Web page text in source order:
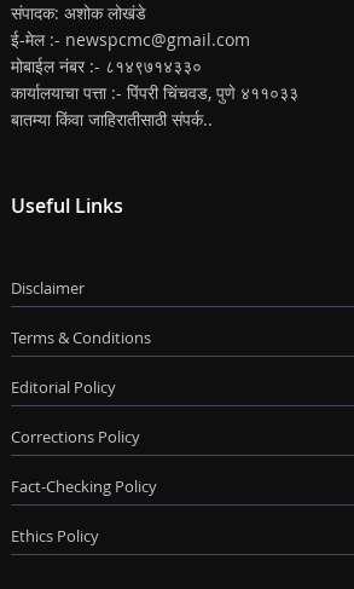
संपादक: अशोक लोखंडे
ई-मेल :- newspcmc@gmail.com
मोबाईल नंबर :- ८१४९७१४३३०
कार्यालयाचा पत्ता :- पिंपरी चिंचवड, पुणे ४११०३३
बातम्या किंवा जाहिरातीसाठी संपर्क..
Useful Links
Disclaimer
Terms & Conditions
Editorial Policy
Corrections Policy
Fact-Checking Policy
Ethics Policy